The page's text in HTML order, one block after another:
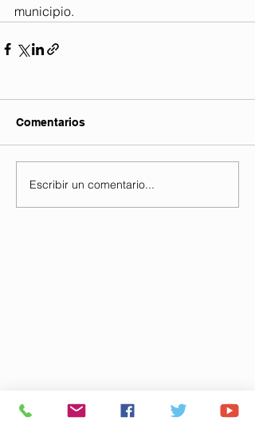
municipio.
Comentarios
Escribir un comentario...